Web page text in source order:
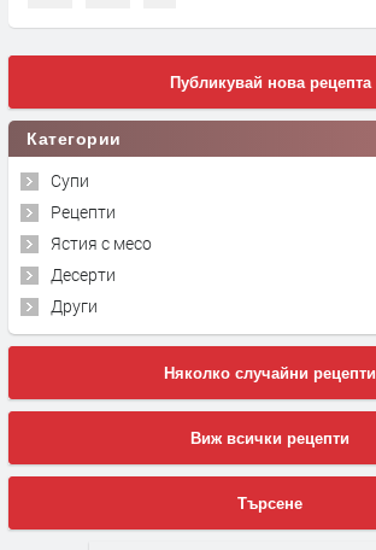
Публикувай нова рецепта
Категории
Супи
Рецепти
Ястия с месо
Десерти
Други
Няколко случайни рецепти
Виж всички рецепти
Търсене